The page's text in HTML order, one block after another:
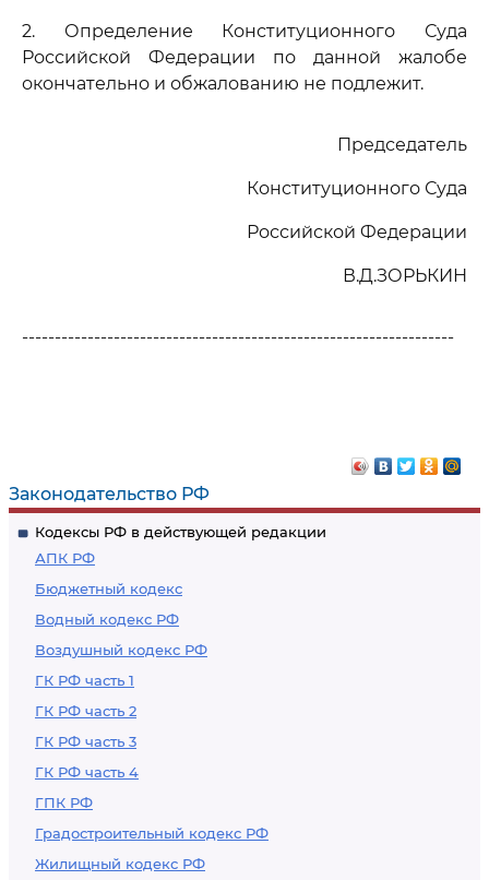
Законодательство РФ
Кодексы РФ в действующей редакции
АПК РФ
Бюджетный кодекс
Водный кодекс РФ
Воздушный кодекс РФ
ГК РФ часть 1
ГК РФ часть 2
ГК РФ часть 3
ГК РФ часть 4
ГПК РФ
Градостроительный кодекс РФ
Жилищный кодекс РФ
2. Определение Конституционного Суда
Российской Федерации по данной жалобе
окончательно и обжалованию не подлежит.
Председатель
Конституционного Суда
Российской Федерации
В.Д.ЗОРЬКИН
------------------------------------------------------------------